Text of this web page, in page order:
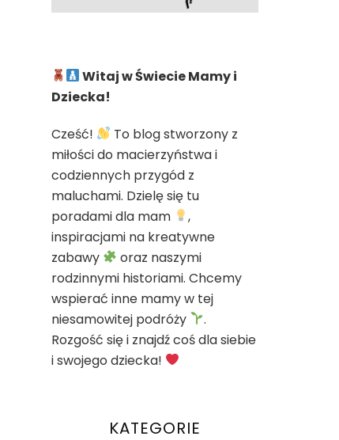
Witaj w Świecie Mamy i
Dziecka!
Cześć!
To blog stworzony z
miłości do macierzyństwa i
codziennych przygód z
maluchami. Dzielę się tu
poradami dla mam
,
inspiracjami na kreatywne
zabawy
oraz naszymi
rodzinnymi historiami. Chcemy
wspierać inne mamy w tej
niesamowitej podróży
.
Rozgość się i znajdź coś dla siebie
i swojego dziecka!
KATEGORIE